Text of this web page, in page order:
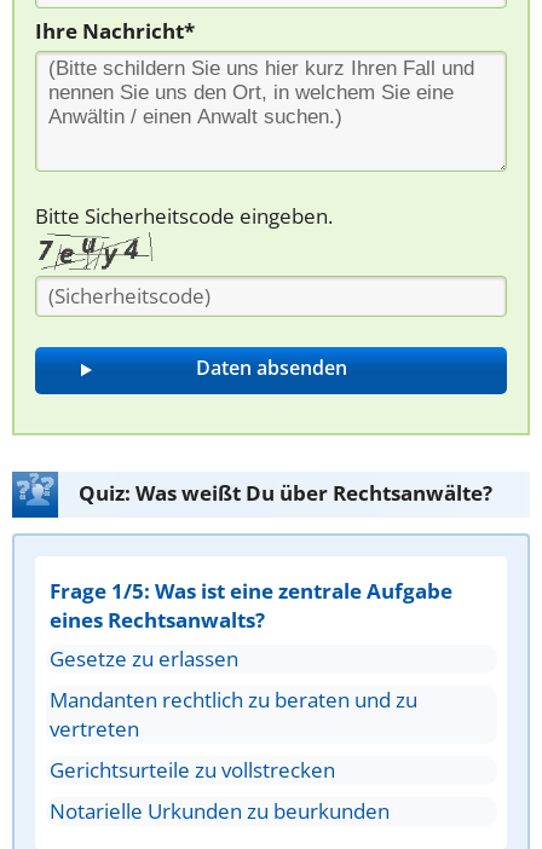
Ihre Nachricht*
Bitte Sicherheitscode eingeben.
Quiz: Was weißt Du über Rechtsanwälte?
Frage 1/5: Was ist eine zentrale Aufgabe
eines Rechtsanwalts?
Gesetze zu erlassen
Mandanten rechtlich zu beraten und zu
vertreten
Gerichtsurteile zu vollstrecken
Notarielle Urkunden zu beurkunden